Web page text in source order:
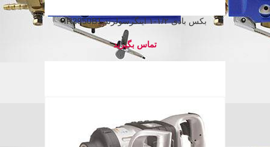
بکس بادی ۱/۲-۱ اینگرسولرند IR2950B1